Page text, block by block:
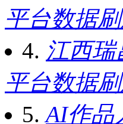
平台数据
4. 江西
平台数据
5. AI作品